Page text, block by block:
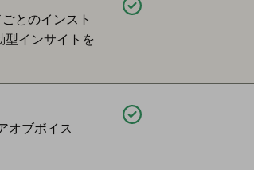
とのインスト
型インサイトを
オブボイス
利用可能